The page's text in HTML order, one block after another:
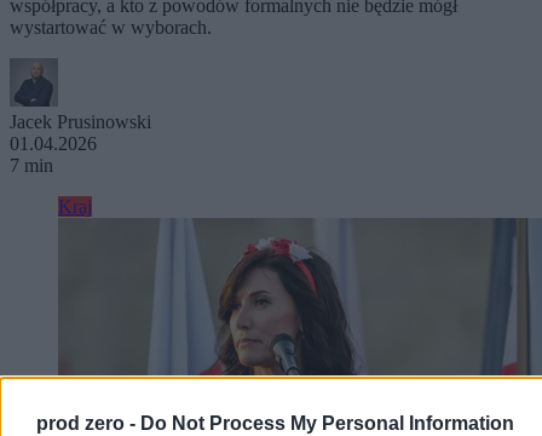
prod zero - Do Not Process My Personal Information
współpracy, a kto z powodów formalnych nie będzie mógł
wystartować w wyborach.
Jacek Prusinowski
01.04.2026
7 min
Kraj